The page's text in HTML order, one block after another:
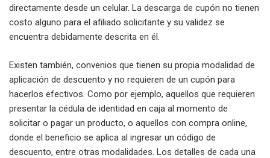
directamente desde un celular. La descarga de cupón no tienen
costo alguno para el afiliado solicitante y su validez se
encuentra debidamente descrita en él.
Existen también, convenios que tienen su propia modalidad de
aplicación de descuento y no requieren de un cupón para
hacerlos efectivos. Como por ejemplo, aquellos que requieren
presentar la cédula de identidad en caja al momento de
solicitar o pagar un producto, o aquellos con compra online,
donde el beneficio se aplica al ingresar un código de
descuento, entre otras modalidades. Los detalles de cada una